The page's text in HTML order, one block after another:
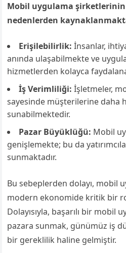
Mobil uygulama şirketlerinin
nedenlerden
Erişilebilirlik: İnsanlar,
anında ulaşabilmekte ve
hizmetlerden kolayca
İş Verimliliği: İşletmeler,
sayesinde müşterilerine daha
sunabilmektedir.
Pazar Büyüklüğü: Mobil
genişlemekte; bu da
sunmaktadır.
Bu sebeplerden dolayı, mobil
modern ekonomide kritik bir
Dolayısıyla, başarılı bir mobil
pazara sunmak, günümüz iş
bir gereklilik haline gelmiştir.